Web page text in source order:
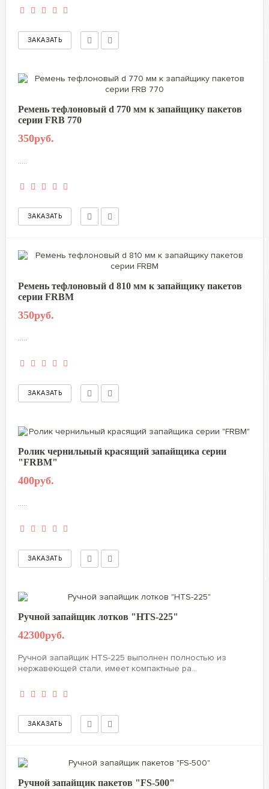
Ремень тефлоновый d 770 мм к запайщику пакетов
серии FRB 770
350руб.
.....
Ремень тефлоновый d 810 мм к запайщику пакетов
серии FRBM
350руб.
.....
Ролик чернильный красящий запайщика серии
"FRBM"
400руб.
.....
Ручной запайщик лотков "HTS-225"
42300руб.
Ручной запайщик HTS-225 выполнен полностью из
нержавеющей стали, имеет компактные ра...
Ручной запайщик пакетов "FS-500"